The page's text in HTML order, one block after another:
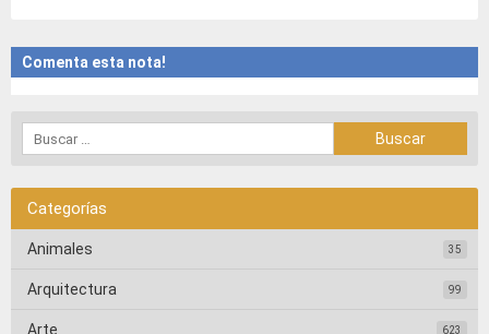
Comenta esta nota!
Categorías
Animales 35
Arquitectura 99
Arte 623